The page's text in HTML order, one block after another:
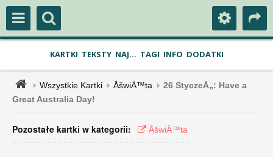
KARTKI TEKSTY NAJ... TAGI INFO DODATKI
Wszystkie Kartki ÅšwiÄ™ta
26 StyczeÅ„: Have a
Great Australia Day!
Pozostałe kartki w kategorii: ÅšwiÄ™ta